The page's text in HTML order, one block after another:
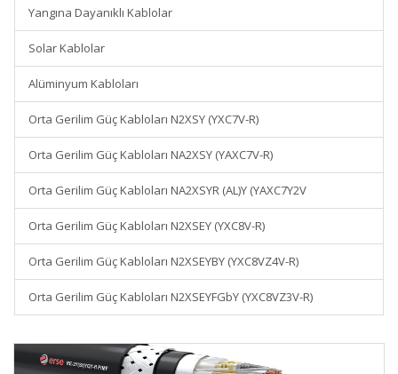
Yangına Dayanıklı Kablolar
Solar Kablolar
Alüminyum Kabloları
Orta Gerilim Güç Kabloları N2XSY (YXC7V-R)
Orta Gerilim Güç Kabloları NA2XSY (YAXC7V-R)
Orta Gerilim Güç Kabloları NA2XSYR (AL)Y (YAXC7Y2V
Orta Gerilim Güç Kabloları N2XSEY (YXC8V-R)
Orta Gerilim Güç Kabloları N2XSEYBY (YXC8VZ4V-R)
Orta Gerilim Güç Kabloları N2XSEYFGbY (YXC8VZ3V-R)